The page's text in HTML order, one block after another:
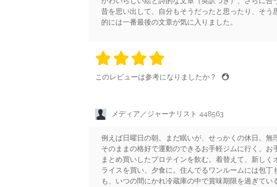
昔を思い出して、自分もそうだったと思ったり、そ
的には一番最後の文章が気に入りました。
4 stars
4 stars
4 stars
このレビューは参考になりましたか？
メディア／ジャーナリスト 448563
例えば日曜日の朝。まだ眠いが、せっかくの休日。
そのままの格好で運動のできるお手軽ジムに行く。
まとめ買いしたプロテインを飲む。着替えて、新し
ライスを買い、夕食に。住んでるワンルームには包
も、いつの間にかれ冷蔵庫の中で賞味期限を過ぎて